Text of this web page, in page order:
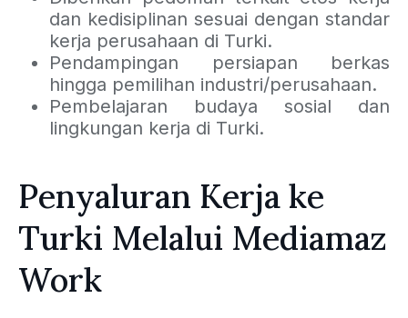
dan kedisiplinan sesuai dengan standar
kerja perusahaan di Turki.
Pendampingan persiapan berkas
hingga pemilihan industri/perusahaan.
Pembelajaran budaya sosial dan
lingkungan kerja di Turki.
Penyaluran Kerja ke
Turki Melalui Mediamaz
Work